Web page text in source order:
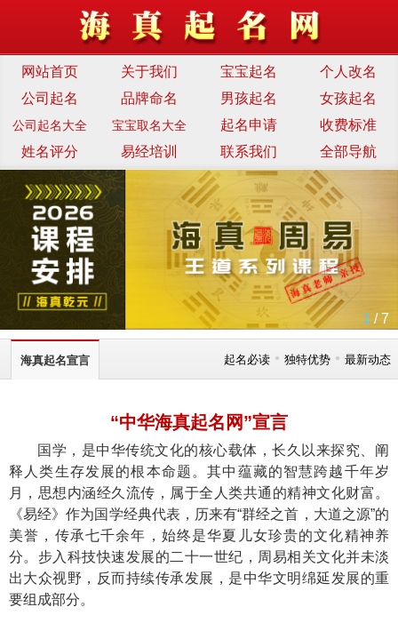
网站首页 关于我们 宝宝起名
个人改名
公司起名
品牌命名 男孩起名 女孩起名
公司起名大全 宝宝取名大全 起名申请
收费标准
姓名评分
易经培训 联系我们 全部导航
1 / 7
海真起名宣言 起名必读 • 独特优势 • 最新动态
“中华海真起名网”宣言
国学，是中华传统文化的核心载体，长久以来探究、阐
释人类生存发展的根本命题。其中蕴藏的智慧跨越千年岁
月，思想内涵经久流传，属于全人类共通的精神文化财富。
《易经》作为国学经典代表，历来有“群经之首，大道之源”的
美誉，传承七千余年，始终是华夏儿女珍贵的文化精神养
分。步入科技快速发展的二十一世纪，周易相关文化并未淡
出大众视野，反而持续传承发展，是中华文明绵延发展的重
要组成部分。